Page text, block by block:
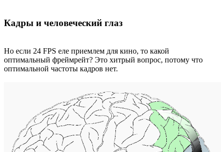
Кадры и человеческий глаз
Но если 24 FPS еле приемлем для кино, то какой
оптимальный фреймрейт? Это хитрый вопрос, потому что
оптимальной частоты кадров нет.